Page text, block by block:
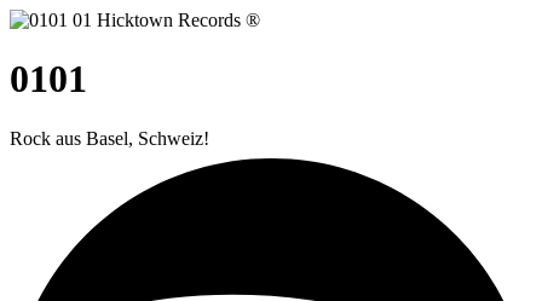
0101
Rock aus Basel, Schweiz!